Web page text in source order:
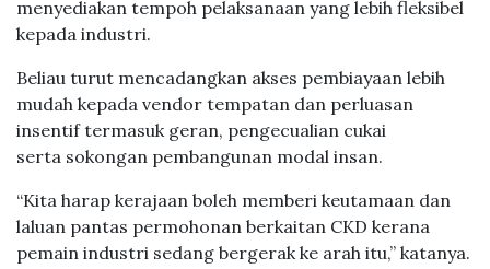
menyediakan tempoh pelaksanaan yang lebih fleksibel
kepada industri.
Beliau turut mencadangkan akses pembiayaan lebih
mudah kepada vendor tempatan dan perluasan
insentif termasuk geran, pengecualian cukai
serta sokongan pembangunan modal insan.
“Kita harap kerajaan boleh memberi keutamaan dan
laluan pantas permohonan berkaitan CKD kerana
pemain industri sedang bergerak ke arah itu,” katanya.